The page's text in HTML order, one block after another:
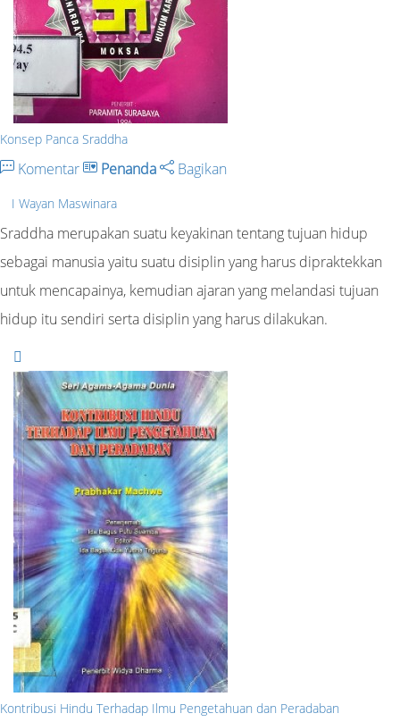
Konsep Panca Sraddha
Komentar Penanda Bagikan
I Wayan Maswinara
Sraddha merupakan suatu keyakinan tentang tujuan hidup
sebagai manusia yaitu suatu disiplin yang harus dipraktekkan
untuk mencapainya, kemudian ajaran yang melandasi tujuan
hidup itu sendiri serta disiplin yang harus dilakukan.
Kontribusi Hindu Terhadap Ilmu Pengetahuan dan Peradaban